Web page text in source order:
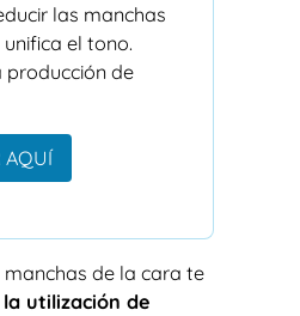
las manchas
el tono.
producción de
AQUÍ
de la cara te
utilización de